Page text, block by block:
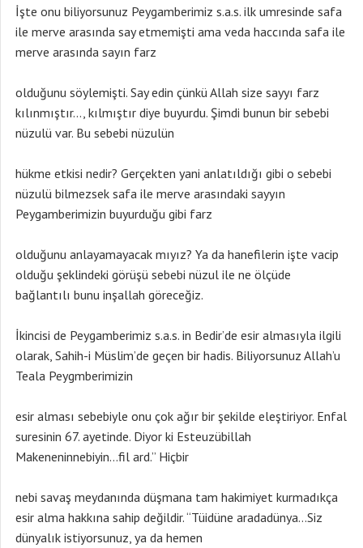
İşte onu biliyorsunuz Peygamberimiz s.a.s. ilk umresinde safa
ile merve arasında say etmemişti ama veda haccında safa ile
merve arasında sayın farz
olduğunu söylemişti. Say edin çünkü Allah size sayyı farz
kılınmıştır…, kılmıştır diye buyurdu. Şimdi bunun bir sebebi
nüzulü var. Bu sebebi nüzulün
hükme etkisi nedir? Gerçekten yani anlatıldığı gibi o sebebi
nüzulü bilmezsek safa ile merve arasındaki sayyın
Peygamberimizin buyurduğu gibi farz
olduğunu anlayamayacak mıyız? Ya da hanefilerin işte vacip
olduğu şeklindeki görüşü sebebi nüzul ile ne ölçüde
bağlantılı bunu inşallah göreceğiz.
İkincisi de Peygamberimiz s.a.s. in Bedir’de esir almasıyla ilgili
olarak, Sahih-i Müslim’de geçen bir hadis. Biliyorsunuz Allah’u
Teala Peygmberimizin
esir alması sebebiyle onu çok ağır bir şekilde eleştiriyor. Enfal
suresinin 67. ayetinde. Diyor ki Esteuzübillah
Makeneninnebiyin…fil ard.” Hiçbir
nebi savaş meydanında düşmana tam hakimiyet kurmadıkça
esir alma hakkına sahip değildir. “Tüidüne aradadünya…Siz
dünyalık istiyorsunuz, ya da hemen